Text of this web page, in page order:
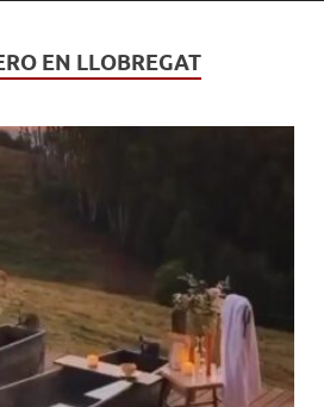
EN LLOBREGAT